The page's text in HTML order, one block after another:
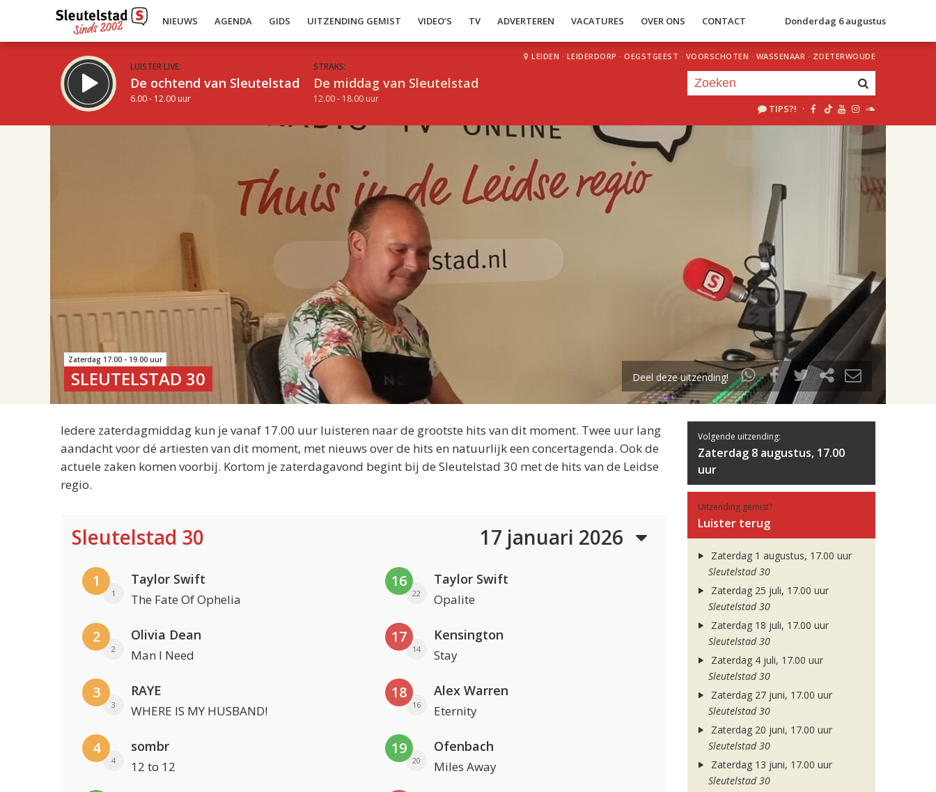
NIEUWS AGENDA GIDS UITZENDING GEMIST VIDEO’S TV ADVERTEREN VACATURES OVER ONS CONTACT Donderdag 6 augustus
LUISTER LIVE:
De ochtend van Sleutelstad
6.00 - 12.00 uur
STRAKS:
De middag van Sleutelstad
12.00 - 18.00 uur
LEIDEN · LEIDERDORP · OEGSTGEEST · VOORSCHOTEN · WASSENAAR · ZOETERWOUDE
TIPS?! ·
uur 1 van 2
Volgend uur
Zaterdag 17.00 - 19.00 uur
SLEUTELSTAD 30 Deel deze uitzending!
Iedere zaterdagmiddag kun je vanaf 17.00 uur luisteren naar de grootste hits van dit moment. Twee uur lang
aandacht voor dé artiesten van dit moment, met nieuws over de hits en natuurlijk een concertagenda. Ook de
actuele zaken komen voorbij. Kortom je zaterdagavond begint bij de Sleutelstad 30 met de hits van de Leidse
regio.
Sleutelstad 30 17 januari 2026
1
1
Taylor Swift
The Fate Of Ophelia
2
2
Olivia Dean
Man I Need
3
3
RAYE
WHERE IS MY HUSBAND!
4
4
sombr
12 to 12
16
22
Taylor Swift
Opalite
17
14
Kensington
Stay
18
16
Alex Warren
Eternity
19
20
Ofenbach
Miles Away
Volgende uitzending:
Zaterdag 8 augustus, 17.00
uur
Uitzending gemist?
Luister terug
Zaterdag 1 augustus, 17.00 uur
Sleutelstad 30
Zaterdag 25 juli, 17.00 uur
Sleutelstad 30
Zaterdag 18 juli, 17.00 uur
Sleutelstad 30
Zaterdag 4 juli, 17.00 uur
Sleutelstad 30
Zaterdag 27 juni, 17.00 uur
Sleutelstad 30
Zaterdag 20 juni, 17.00 uur
Sleutelstad 30
Zaterdag 13 juni, 17.00 uur
Sleutelstad 30